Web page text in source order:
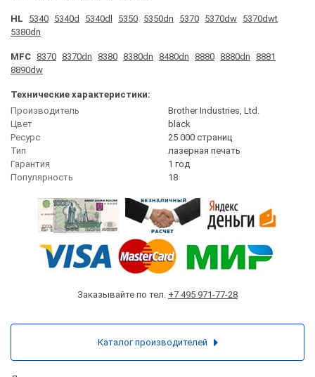
HL 5340 5340d 5340dl 5350 5350dn 5370 5370dw 5370dwt
5380dn
MFC 8370 8370dn 8380 8380dn 8480dn 8880 8880dn 8881
8890dw
Технические характеристики:
Производитель
Brother Industries, Ltd.
Цвет
black
Ресурс
25 000 страниц
Тип
лазерная печать
Гарантия
1 год
Популярность
18
Заказывайте по тел. +7 495 971-77-28